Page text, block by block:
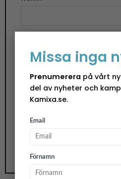
Missa inga
Prenumerera på vårt
del av nyheter och
Kamixa.se.
Email
Förnamn
Spara mitt namn, min
webbplats i denna